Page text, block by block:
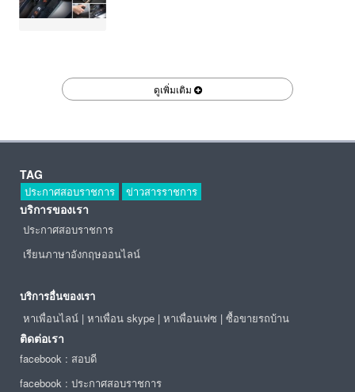
ดูเพิ่มเติม
TAG
ประกาศสอบราชการ ข่าวสารราชการ
บริการของเรา
ประกาศสอบราชการ
เรียนภาษาอังกฤษออนไลน์
บริการอื่นของเรา
หาเพื่อนไลน์ | หาเพื่อน skype | หาเพื่อนเฟซ | ซื้อขายรถบ้าน
ติดต่อเรา
facebook : สอบดี
facebook : ประกาศสอบราชการ